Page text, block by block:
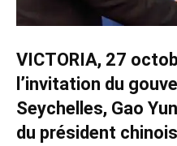
VICTORIA, 27
l’invitation du
Seychelles, Gao
du président